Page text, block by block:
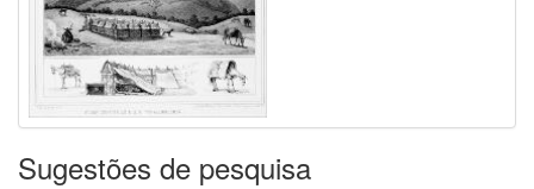
Sugestões de pesquisa